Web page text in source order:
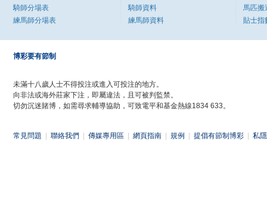
騎師分場表
練馬師分場表
騎師資料
練馬師資料
馬匹搬
貼士指
博彩要有節制
未滿十八歲人士不得投注或進入可投注的地方。
向非法或海外莊家下注，即屬違法，且可被判監禁。
切勿沉迷賭博，如需尋求輔導協助，可致電平和基金熱線1834 633。
常見問題 聯絡我們 傳媒專用區 網頁指南 規例 提倡有節制博彩 私